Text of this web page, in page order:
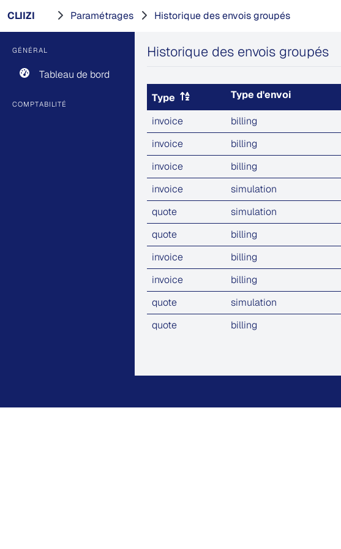
CLIIZI Paramétrages Historique des envois groupés
GÉNÉRAL
Tableau de bord
COMPTABILITÉ
Historique des envois groupés
Type Type d'envoi
invoice billing
invoice
billing
invoice
billing
invoice
simulation
quote
simulation
quote
billing
invoice
billing
invoice
billing
quote
simulation
quote
billing